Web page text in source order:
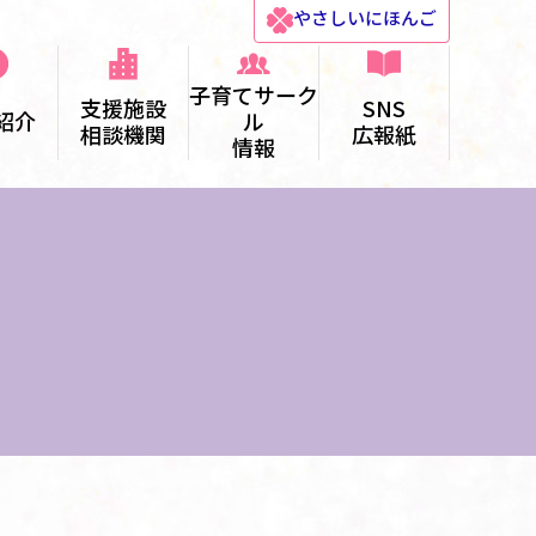
やさしいにほんご
介
支援施設
相談機関
子育てサーク
ル
情報
SNS
広報紙